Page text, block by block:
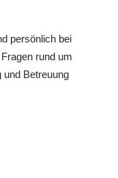
persönlich bei
rund um
und Betreuung